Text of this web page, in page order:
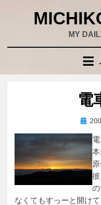
MY
電
投
投
日:
なくてもすっーと開け